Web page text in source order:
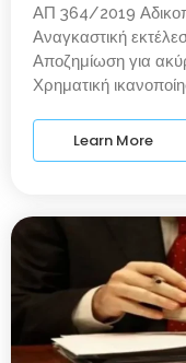
ΑΠ 364/2019
Αναγκαστική
Αποζημίωση για
Χρηματική
Learn More